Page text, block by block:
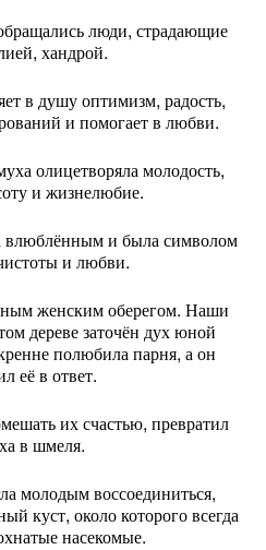
люди, страдающие
хандрой.
в душу оптимизм, радость,
и помогает в любви.
олицетворяла молодость,
и жизнелюбие.
влюблённым и была символом
и любви.
женским оберегом. Наши
дереве заточён дух юной
полюбила парня, а он
её в ответ.
их счастью, превратил
в шмеля.
молодым воссоединиться,
куст, около которого всегда
насекомые.